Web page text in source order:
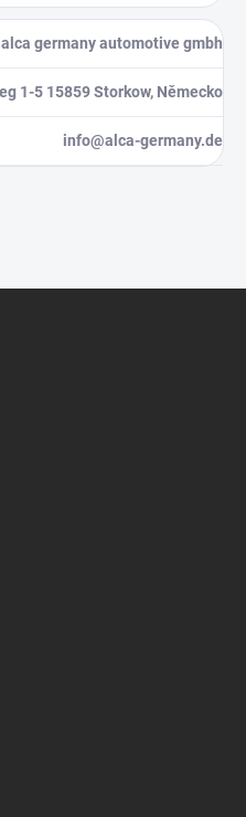
alca germany automotive gmbh
1-5 15859 Storkow, Německo
info@alca-germany.de